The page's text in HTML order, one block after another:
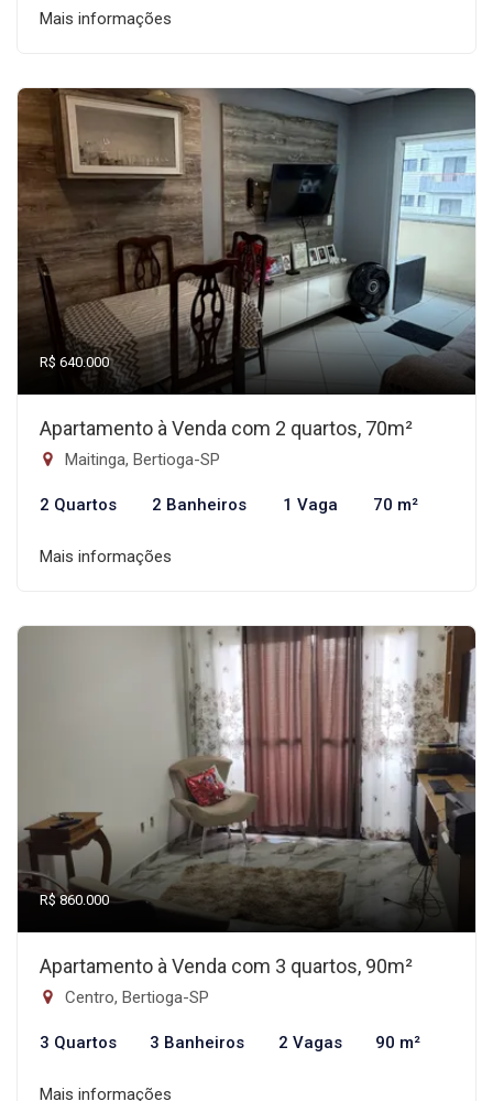
Mais informações
R$ 640.000
Apartamento à Venda com 2 quartos, 70m²
Maitinga, Bertioga-SP
2 Quartos 2 Banheiros 1 Vaga 70 m²
Mais informações
R$ 860.000
Apartamento à Venda com 3 quartos, 90m²
Centro, Bertioga-SP
3 Quartos 3 Banheiros 2 Vagas 90 m²
Mais informações